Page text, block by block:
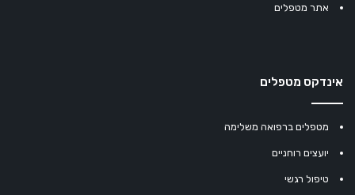
אתר מטפלים
אינדקס מטפלים
מטפלים ברפואה משלימה
יועצים רוחניים
טיפול רגשי